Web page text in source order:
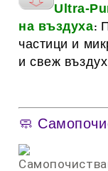
Ultra-
на въздуха:
частици и
и свеж
🧼